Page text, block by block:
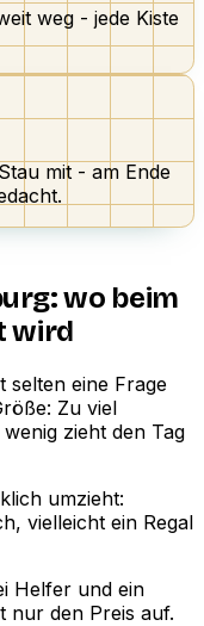
weg - jede Kiste
mit - am Ende
wo beim
wird
selten eine Frage
Zu viel
zieht den Tag
umzieht:
vielleicht ein Regal
Helfer und ein
nur den Preis auf.